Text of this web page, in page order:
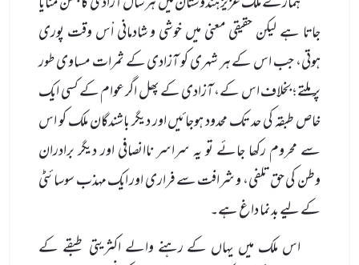
جاتا ہے لیکن حقیقی معنی میں خوشی و شادمانی اْس وقت پوری
ہوتی، جب اس کے ہر شہری کو آزادی کے ثمرات مساوی طور
پر ملتے ؛ بخلاف اس کے، آزادی کے پھل اگر عوام کے کسی ایک
خاص طبقہ کی حد تک محدود ہوجائیں اور دیگر باشندگان ملک کو اس
سے محروم رکھا جائے تو یہ سراسر ناانصافی اور دیگر برادران
وطن کی حق تلفی، و شرافت سے فراری اور ایک مہذب سوسائٹی
کے لیے بدنما داغ ہے۔
اس ملک میں یہاں کے رہنے والے اکثریتی طبقے کے